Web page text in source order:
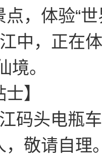
，体验“
中，正在
境。
】
码头电瓶车
，敬请自理